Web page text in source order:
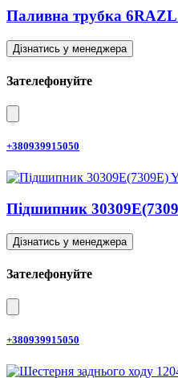
Паливна трубка
Дізнатись у менеджера
Зателефонуйте
+380939915050
Підшипник
Дізнатись у менеджера
Зателефонуйте
+380939915050